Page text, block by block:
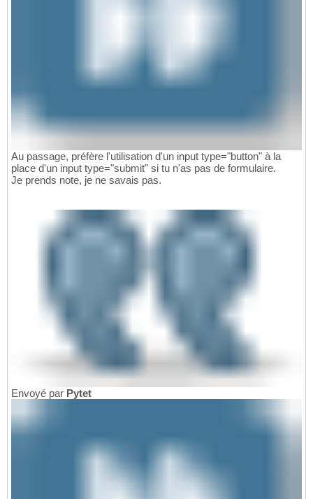
Au passage, préfère l'utilisation d'un input type="button" à la
place d'un input type="submit" si tu n'as pas de formulaire.
Je prends note, je ne savais pas.
Envoyé par Pytet